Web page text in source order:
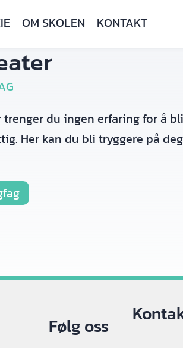
OM SKOLEN KONTAKT
du ingen erfaring for å
Her kan du bli tryggere på
Følg oss